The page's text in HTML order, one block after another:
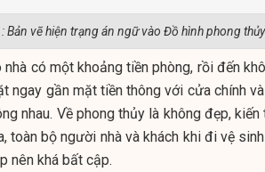
Bản vẽ hiện trạng án ngữ vào Đồ hình phong thủy
có một khoảng tiền phòng, rồi đến
ngay gần mặt tiền thông với cửa chính
nhau. Về phong thủy là không đẹp,
toàn bộ người nhà và khách khi đi vệ
nên khá bất cập.